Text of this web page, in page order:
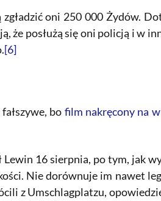
oni 250 000 Żydów.
że posłużą się oni policją i w
[6]
bo film nakręcony na
16 sierpnia, po tym, jak
Nie dorównuje im nawet
z Umschlagplatzu,